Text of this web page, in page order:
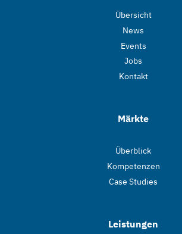
Übersicht
News
Events
Jobs
Kontakt
Märkte
Überblick
Kompetenzen
Case Studies
Leistungen